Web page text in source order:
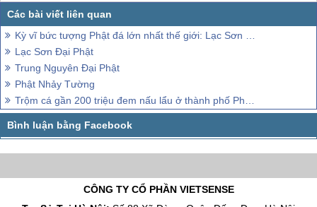
Kỳ vĩ bức tượng Phật đá lớn nhất thế giới: Lạc Sơn Đại Phật
Lạc Sơn Đại Phật
Trung Nguyên Đại Phật
Phật Nhảy Tường
Trộm cá gần 200 triệu đem nấu lẩu ở thành phố Phật Sơn, tỉnh Quảng Đông Trung Quốc
CÔNG TY CỔ PHẦN VIETSENSE